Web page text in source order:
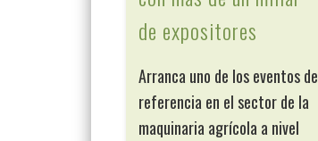
de expositores
Arranca uno de los eventos de
referencia en el sector de la
maquinaria agrícola a nivel